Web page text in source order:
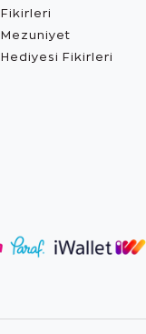
Fikirleri
Mezuniyet
Hediyesi Fikirleri